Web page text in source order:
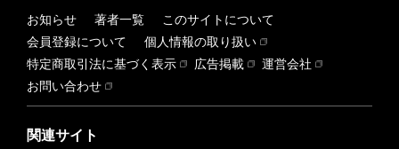
お知らせ 著者一覧
このサイトについて
会員登録について
個人情報の取り扱い
特定商取引法に基づく表示
広告掲載
運営会社
お問い合わせ
関連サイト